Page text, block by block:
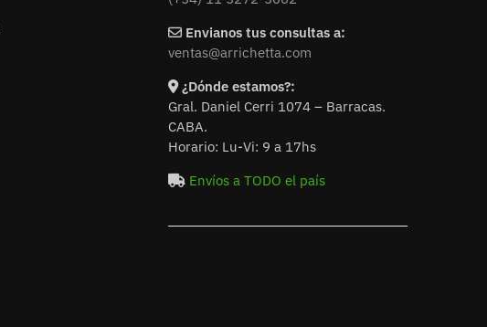
Envianos tus consultas a:
ventas@arrichetta.com
¿Dónde estamos?:
Gral. Daniel Cerri 1074 – Barracas.
CABA.
Horario: Lu-Vi: 9 a 17hs
Envíos a TODO el país